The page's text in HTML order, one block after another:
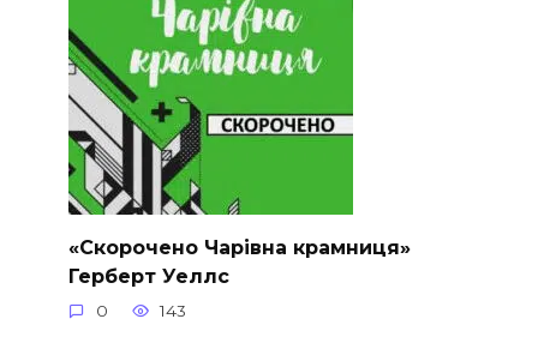
«Скорочено Чарівна крамниця»
Герберт Уеллс
0 143